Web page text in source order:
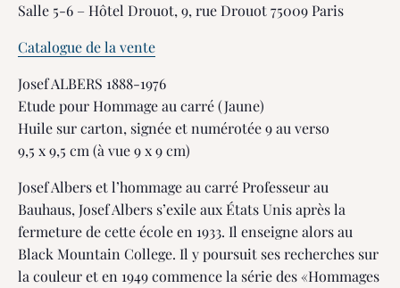
Salle 5-6 – Hôtel Drouot, 9, rue Drouot 75009 Paris
Catalogue de la vente
Josef ALBERS 1888-1976
Etude pour Hommage au carré (Jaune)
Huile sur carton, signée et numérotée 9 au verso
9,5 x 9,5 cm (à vue 9 x 9 cm)
Josef Albers et l’hommage au carré Professeur au
Bauhaus, Josef Albers s’exile aux États Unis après la
fermeture de cette école en 1933. Il enseigne alors au
Black Mountain College. Il y poursuit ses recherches sur
la couleur et en 1949 commence la série des «Hommages